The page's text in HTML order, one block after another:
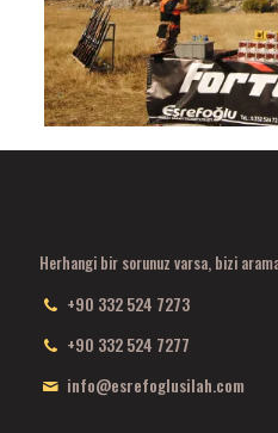
Herhangi bir sorunuz varsa, bizi
+90 332 524 7273
+90 332 524 7277
info@esrefoglusilah.com